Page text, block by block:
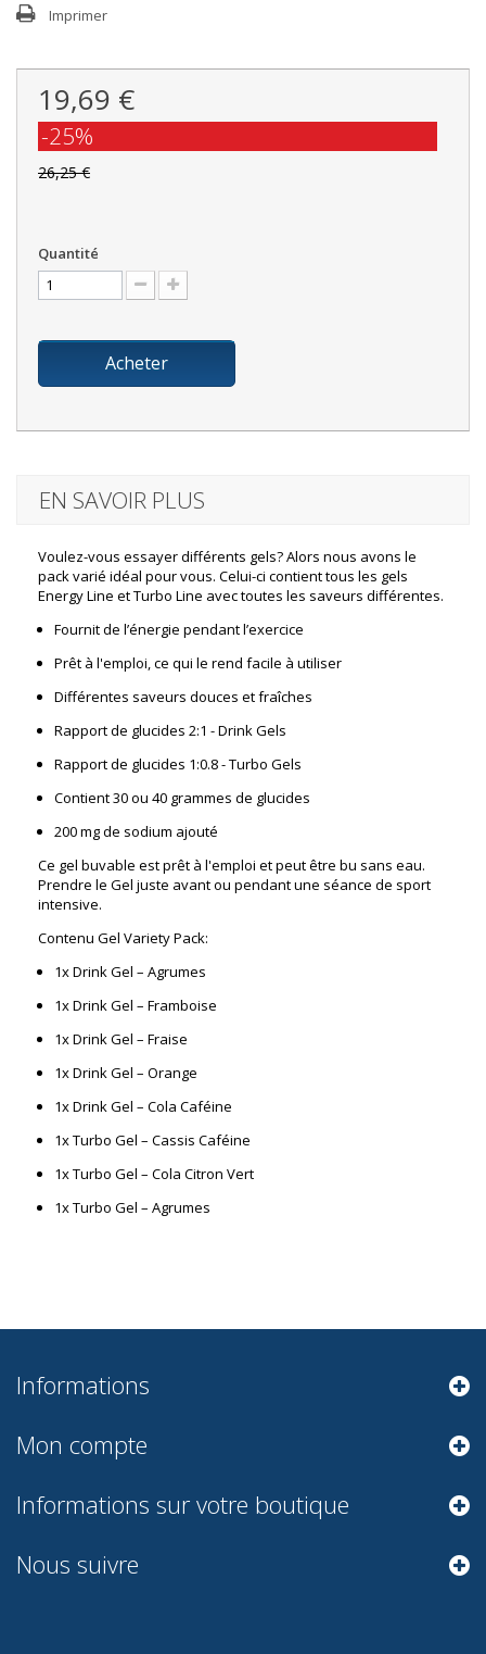
Imprimer
19,69 €
-25%
26,25 €
Quantité
Acheter
EN SAVOIR PLUS
Voulez-vous essayer différents gels? Alors nous avons le
pack varié idéal pour vous. Celui-ci contient tous les gels
Energy Line et Turbo Line avec toutes les saveurs différentes.
Fournit de l’énergie pendant l’exercice
Prêt à l'emploi, ce qui le rend facile à utiliser
Différentes saveurs douces et fraîches
Rapport de glucides 2:1 - Drink Gels
Rapport de glucides 1:0.8 - Turbo Gels
Contient 30 ou 40 grammes de glucides
200 mg de sodium ajouté
Ce gel buvable est prêt à l'emploi et peut être bu sans eau.
Prendre le Gel juste avant ou pendant une séance de sport
intensive.
Contenu Gel Variety Pack:
1x Drink Gel – Agrumes
1x Drink Gel – Framboise
1x Drink Gel – Fraise
1x Drink Gel – Orange
1x Drink Gel – Cola Caféine
1x Turbo Gel – Cassis Caféine
1x Turbo Gel – Cola Citron Vert
1x Turbo Gel – Agrumes
Informations
Mon compte
Informations sur votre boutique
Nous suivre